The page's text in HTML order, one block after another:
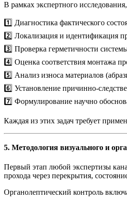
В рамках экспертного
1️⃣ Диагностика фактического
2️⃣ Локализация и идентификация
3️⃣ Проверка герметичности
4️⃣ Оценка соответствия монтажа
5️⃣ Анализ износа материалов
6️⃣ Установление причинно-
7️⃣ Формулирование научно
Каждая из этих задач требует
5. Методология визуального и
Первый этап любой экспертизы
прохода через перекрытия,
Органолептический контроль